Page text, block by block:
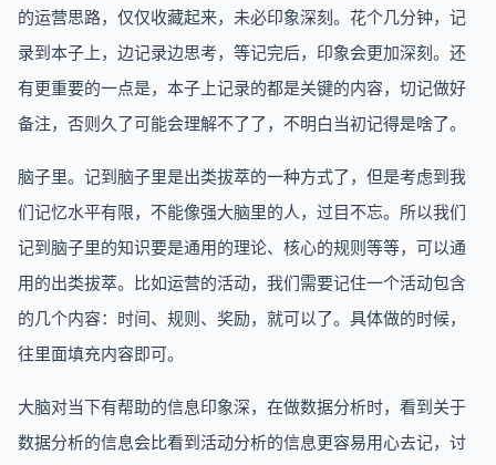
的运营思路，仅仅收藏起来，未必印象深刻。花个几分钟，记
录到本子上，边记录边思考，等记完后，印象会更加深刻。还
有更重要的一点是，本子上记录的都是关键的内容，切记做好
备注，否则久了可能会理解不了了，不明白当初记得是啥了。
脑子里。记到脑子里是出类拔萃的一种方式了，但是考虑到我
们记忆水平有限，不能像强大脑里的人，过目不忘。所以我们
记到脑子里的知识要是通用的理论、核心的规则等等，可以通
用的出类拔萃。比如运营的活动，我们需要记住一个活动包含
的几个内容：时间、规则、奖励，就可以了。具体做的时候，
往里面填充内容即可。
大脑对当下有帮助的信息印象深，在做数据分析时，看到关于
数据分析的信息会比看到活动分析的信息更容易用心去记，讨